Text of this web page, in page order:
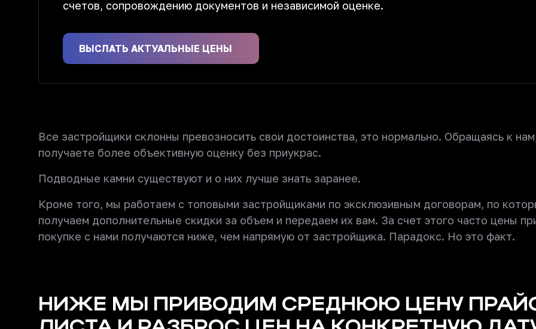
счетов, сопровождению документов и независимой оценке.
ВЫСЛАТЬ АКТУАЛЬНЫЕ ЦЕНЫ
Все застройщики склонны превозносить свои достоинства, это нормально. Обращаясь к
получаете более объективную оценку без приукрас.
Подводные камни существуют и о них лучше знать заранее.
Кроме того, мы работаем с топовыми застройщиками по эксклюзивным договорам, по
получаем дополнительные скидки за объем и передаем их вам. За счет этого часто цены
покупке с нами получаются ниже, чем напрямую от застройщика. Парадокс. Но это факт.
НИЖЕ МЫ ПРИВОДИМ СРЕДНЮЮ ЦЕНУ